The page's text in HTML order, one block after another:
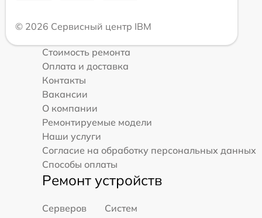
© 2026 Сервисный центр IBM
Стоимость ремонта
Оплата и доставка
Контакты
Вакансии
О компании
Ремонтируемые модели
Наши услуги
Согласие на обработку персональных данных
Способы оплаты
Ремонт устройств
Серверов
Систем